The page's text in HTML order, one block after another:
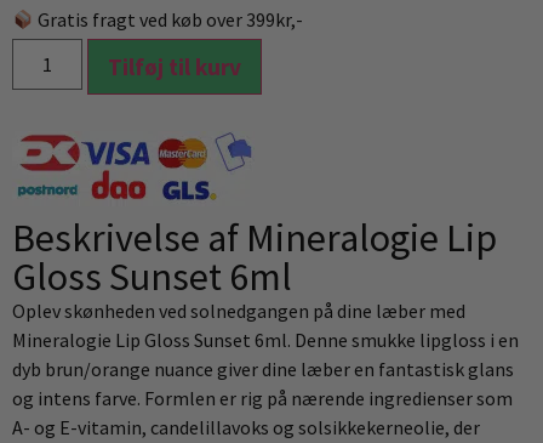
Gratis fragt ved køb over 399kr,-
Tilføj til kurv
Beskrivelse af Mineralogie Lip
Gloss Sunset 6ml
Oplev skønheden ved solnedgangen på dine læber med
Mineralogie Lip Gloss Sunset 6ml. Denne smukke lipgloss i en
dyb brun/orange nuance giver dine læber en fantastisk glans
og intens farve. Formlen er rig på nærende ingredienser som
A- og E-vitamin, candelillavoks og solsikkekerneolie, der